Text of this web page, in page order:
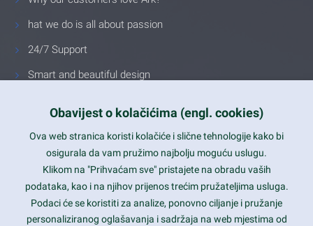
hat we do is all about passion
24/7 Support
Smart and beautiful design
Latest trends and much more...
Contact Info
Obavijest o kolačićima (engl. cookies)
Ova web stranica koristi kolačiće i slične tehnologije kako bi
osigurala da vam pružimo najbolju moguću uslugu.
Klikom na "Prihvaćam sve" pristajete na obradu vaših
podataka, kao i na njihov prijenos trećim pružateljima usluga.
Podaci će se koristiti za analize, ponovno ciljanje i pružanje
personaliziranog oglašavanja i sadržaja na web mjestima od